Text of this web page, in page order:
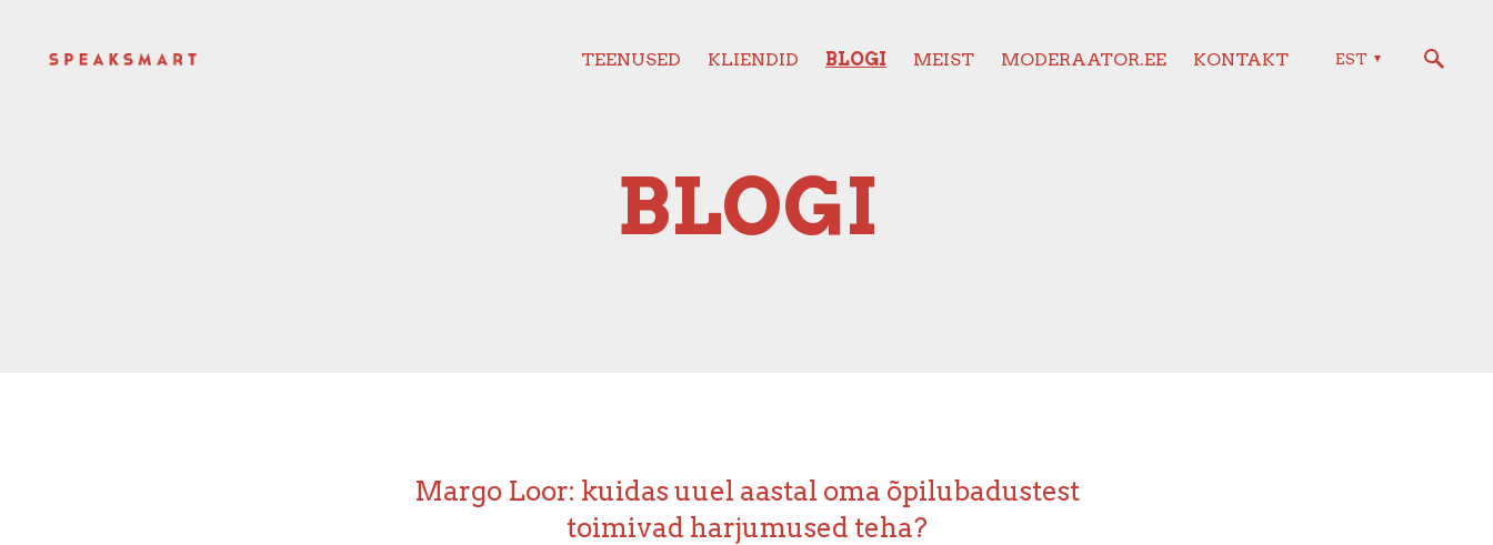
TEENUSED KLIENDID BLOGI MEIST MODERAATOR.EE KONTAKT EST
BLOGI
Margo Loor: kuidas uuel aastal oma õpilubadustest
toimivad harjumused teha?